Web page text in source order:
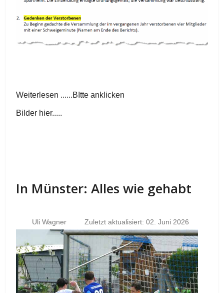
Weiterlesen ......BItte anklicken
Bilder hier.....
In Münster: Alles wie gehabt
Uli Wagner Zuletzt aktualisiert: 02. Juni 2026